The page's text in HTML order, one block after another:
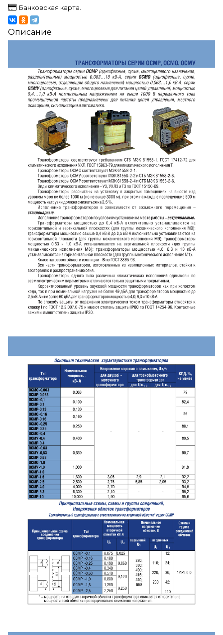
Банковская карта.
Описание